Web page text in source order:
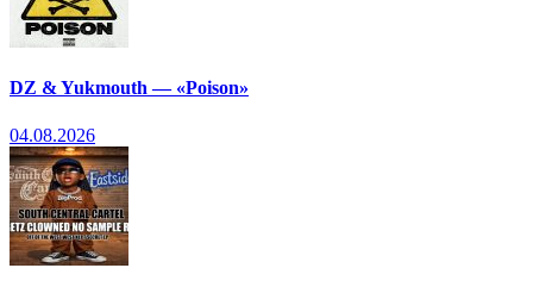
DZ & Yukmouth — «Poison»
04.08.2026